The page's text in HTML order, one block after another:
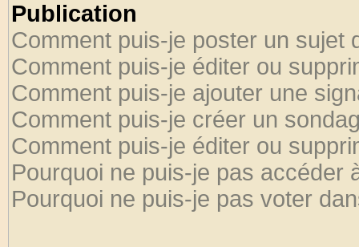
Publication
Comment puis-je poster un sujet
Comment puis-je éditer ou
Comment puis-je ajouter une
Comment puis-je créer un
Comment puis-je éditer ou
Pourquoi ne puis-je pas accéder
Pourquoi ne puis-je pas voter